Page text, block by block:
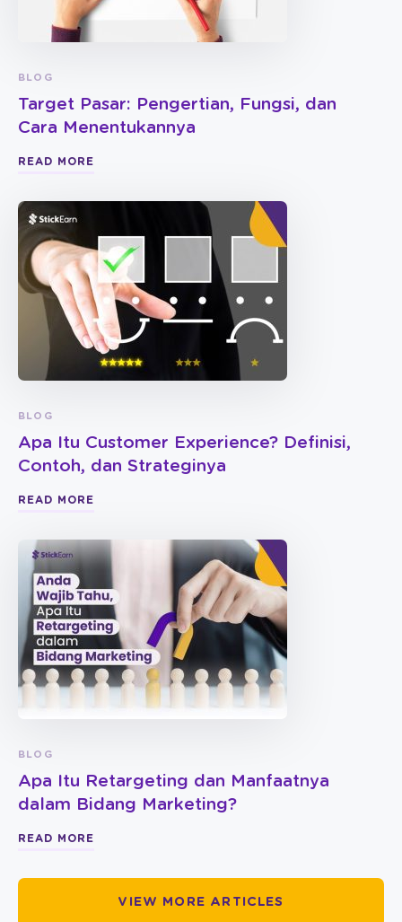
BLOG
Target Pasar: Pengertian, Fungsi, dan
Cara Menentukannya
READ MORE
BLOG
Apa Itu Customer Experience? Definisi,
Contoh, dan Strateginya
READ MORE
BLOG
Apa Itu Retargeting dan Manfaatnya
dalam Bidang Marketing?
READ MORE
VIEW MORE ARTICLES